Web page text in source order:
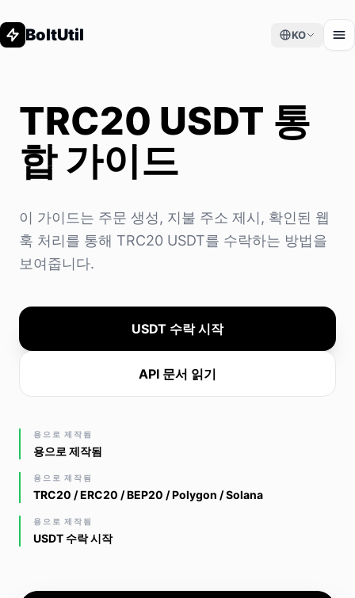
BoltUtil KO
TRC20 USDT 통
합 가이드
이 가이드는 주문 생성, 지불 주소 제시, 확인된 웹
훅 처리를 통해 TRC20 USDT를 수락하는 방법을
보여줍니다.
USDT 수락 시작
API 문서 읽기
용으로 제작됨
용으로 제작됨
용으로 제작됨
TRC20 / ERC20 / BEP20 / Polygon / Solana
용으로 제작됨
USDT 수락 시작